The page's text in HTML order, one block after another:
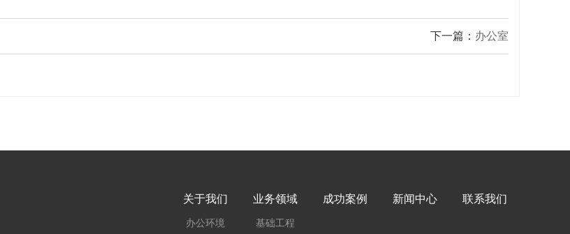
下一篇： 办公室
关于我们
办公环境
业务领域
基础工程
成功案例 新闻中心 联系我们